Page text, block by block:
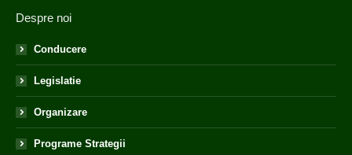
Despre noi
Conducere
Legislatie
Organizare
Programe Strategii